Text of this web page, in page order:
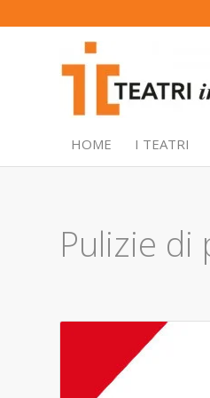
HOME I TEATRI
Pulizie di